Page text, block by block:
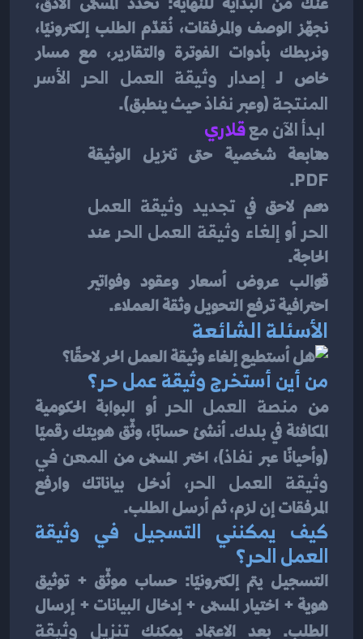
ونربطك بأدوات الفوترة والتقارير، مع مسار
خاص لـ
إصدار وثيقة العمل الحر الأسر
المنتجة (وعبر نفاذ حيث ينطبق).
ابدأ الآن مع قلاري
متابعة شخصية حتى تنزيل الوثيقة
PDF
.
دعم لاحق في
الحر أو إلغاء وثيقة العمل الحر عند
الحاجة.
قوالب عروض أسعار وعقود وفواتير
احترافية ترفع التحويل وثقة العملاء.
الأسئلة الشائعة
من أين أستخرج وثيقة عمل حر؟
من منصة العمل الحر
(وأحيانًا عبر نفاذ)، اختر المسمّى من
وثيقة العمل الحر
المرفقات إن لزم، ثم أرسل الطلب.
العمل الحر؟
الطلب. بعد الاعتماد يمكنك